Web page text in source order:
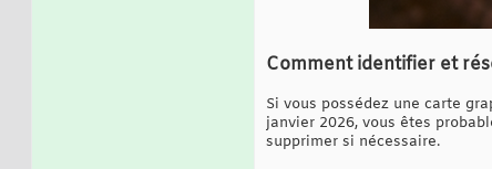
Comment identifier et
Si vous possédez une carte
janvier 2026, vous êtes
supprimer si nécessaire.